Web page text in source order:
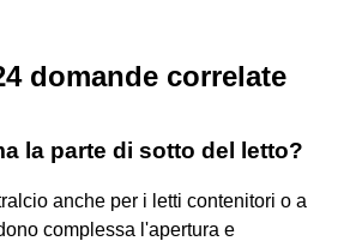
domande correlate
la parte di sotto del letto?
anche per i letti contenitori o a
complessa l'apertura e